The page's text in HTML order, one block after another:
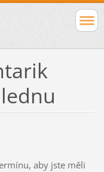
aby jste měli